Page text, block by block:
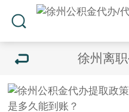
徐州离